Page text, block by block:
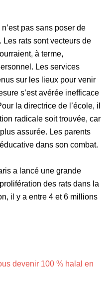
pas sans poser de
rats sont vecteurs de
à terme,
Les services
sur les lieux pour venir
s’est avérée inefficace
la directrice de l’école, il
radicale soit trouvée, car
assurée. Les parents
dans son combat.
a lancé une grande
des rats dans la
il y a entre 4 et 6 millions
devenir 100 % halal en